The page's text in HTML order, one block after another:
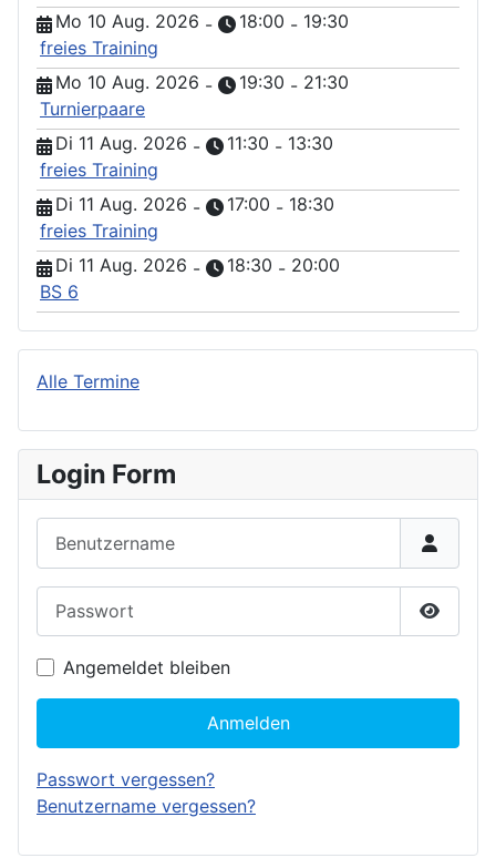
Mo 10 Aug. 2026 - 18:00 - 19:30
freies Training
Mo 10 Aug. 2026 - 19:30 - 21:30
Turnierpaare
Di 11 Aug. 2026 - 11:30 - 13:30
freies Training
Di 11 Aug. 2026 - 17:00 - 18:30
freies Training
Di 11 Aug. 2026 - 18:30 - 20:00
BS 6
Alle Termine
Login Form
Angemeldet bleiben
Anmelden
Passwort vergessen?
Benutzername vergessen?